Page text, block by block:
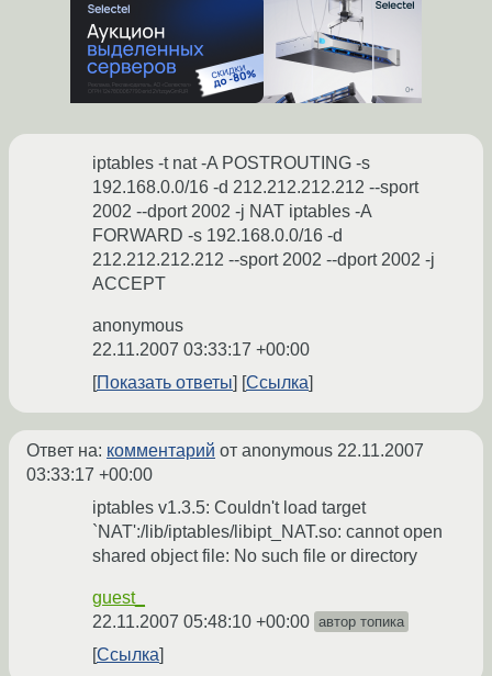
iptables -t nat -A POSTROUTING -s
192.168.0.0/16 -d 212.212.212.212 --sport
2002 --dport 2002 -j NAT iptables -A
FORWARD -s 192.168.0.0/16 -d
212.212.212.212 --sport 2002 --dport 2002 -j
ACCEPT
anonymous
22.11.2007 03:33:17 +00:00
Показать ответы
Ссылка
Ответ на: комментарий от anonymous 22.11.2007
03:33:17 +00:00
iptables v1.3.5: Couldn't load target
`NAT':/lib/iptables/libipt_NAT.so: cannot open
shared object file: No such file or directory
guest_
22.11.2007 05:48:10 +00:00 автор топика
Ссылка